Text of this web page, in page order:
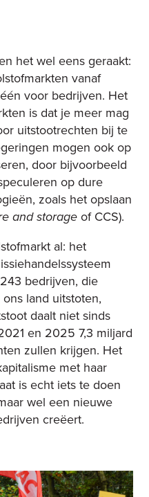
het wel eens geraakt:
vanaf
voor bedrijven. Het
is dat je meer mag
uitstootrechten bij te
mogen ook op
door bijvoorbeeld
op dure
zoals het opslaan
and storage of CCS).
al: het
243 bedrijven, die
land uitstoten,
daalt niet sinds
en 2025 7,3 miljard
zullen krijgen. Het
met haar
is echt iets te doen
wel een nieuwe
creëert.